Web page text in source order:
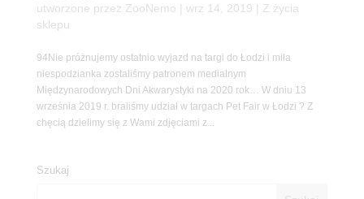
utworzone przez ZooNemo wrz 14, 2019
Z życia
sklepu
94Nie próżnujemy ostatnio wyjazd na targi do Łodzi i miła
niespodzianka zostaliśmy patronem medialnym
Międzynarodowych Dni Akwarystyki na 2020 rok… W dniu 13
września 2019 r. braliśmy udział w targach Pet Fair w Łodzi ? Z
chęcią dzielimy się z Wami zdjęciami z...
Szukaj